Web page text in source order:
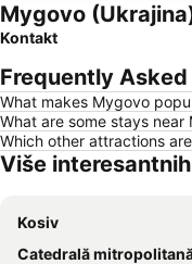
Mygovo
Kontakt
Frequently
What makes Mygovo
What are some stays near
Which other attractions
Više
Kosiv
Catedrală